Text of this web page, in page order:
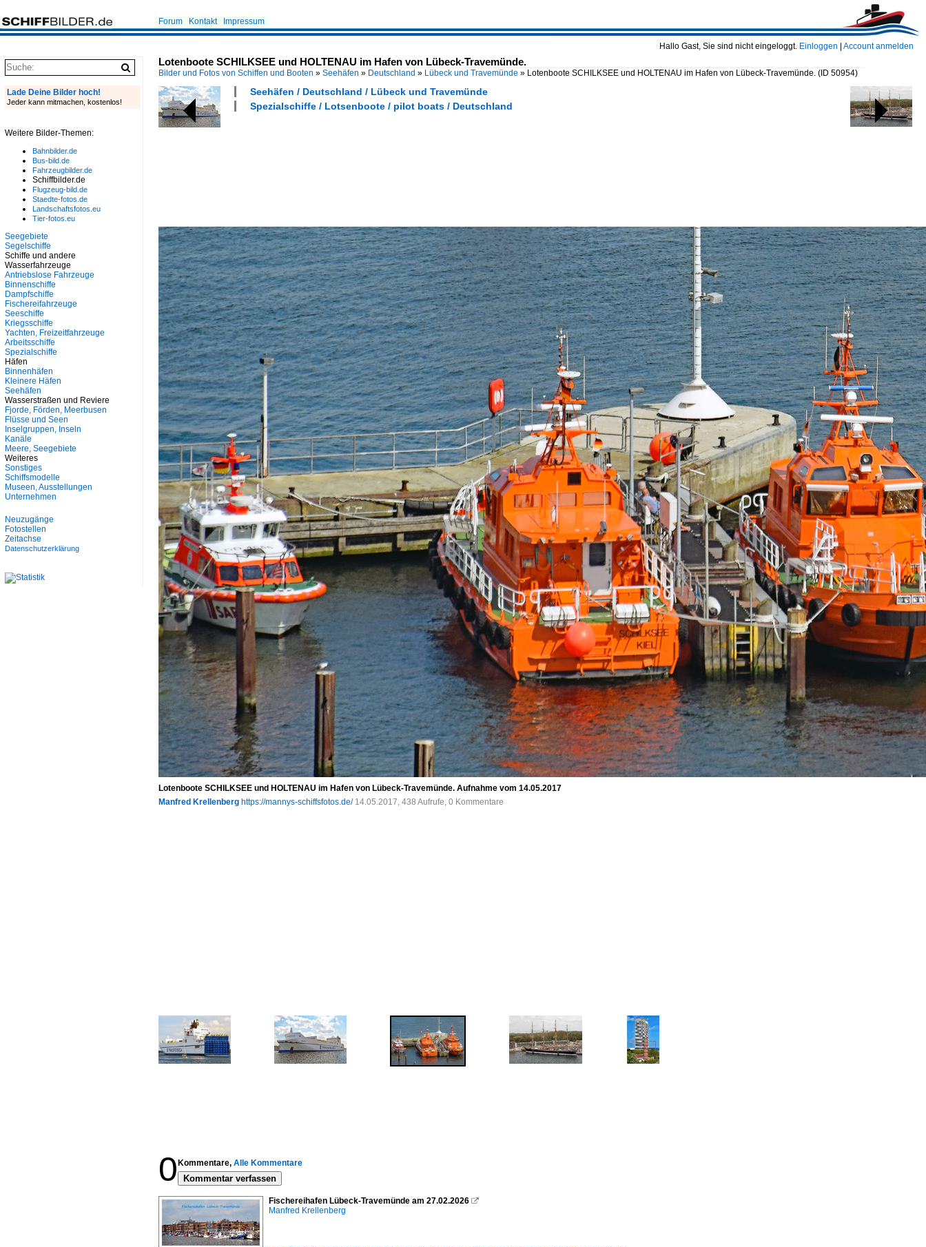
Hallo Gast, Sie sind nicht eingeloggt. Einloggen Account anmelden
Forum Kontakt Impressum
Lotenboote SCHILKSEE und HOLTENAU im Hafen von Lübeck-Travemünde.
Bilder und Fotos von Schiffen und Booten » Seehäfen » Deutschland » Lübeck und Travemünde » Lotenboote SCHILKSEE und HOLTENAU im Hafen von Lübeck-Travemünde. (ID 50954)
Seehäfen / Deutschland / Lübeck und Travemünde
Spezialschiffe / Lotsenboote / pilot boats / Deutschland
Lotenboote SCHILKSEE und HOLTENAU im Hafen von Lübeck-Travemünde. Aufnahme vom 14.05.2017
Manfred Krellenberg https://mannys-schiffsfotos.de/ 14.05.2017, 438 Aufrufe, 0 Kommentare
0 Kommentare, Alle Kommentare
Kommentar verfassen
Fischereihafen Lübeck-Travemünde am 27.02.2026 
Manfred Krellenberg
Lade Deine Bilder hoch!
Jeder kann mitmachen, kostenlos!
Weitere Bilder-Themen:
Bahnbilder.de
Bus-bild.de
Fahrzeugbilder.de
Schiffbilder.de
Flugzeug-bild.de
Staedte-fotos.de
Landschaftsfotos.eu
Tier-fotos.eu
Seegebiete
Segelschiffe
Schiffe und andere
Wasserfahrzeuge
Antriebslose Fahrzeuge
Binnenschiffe
Dampfschiffe
Fischereifahrzeuge
Seeschiffe
Kriegsschiffe
Yachten, Freizeitfahrzeuge
Arbeitsschiffe
Spezialschiffe
Häfen
Binnenhäfen
Kleinere Häfen
Seehäfen
Wasserstraßen und Reviere
Fjorde, Förden, Meerbusen
Flüsse und Seen
Inselgruppen, Inseln
Kanäle
Meere, Seegebiete
Weiteres
Sonstiges
Schiffsmodelle
Museen, Ausstellungen
Unternehmen
Neuzugänge
Fotostellen
Zeitachse
Datenschutzerklärung